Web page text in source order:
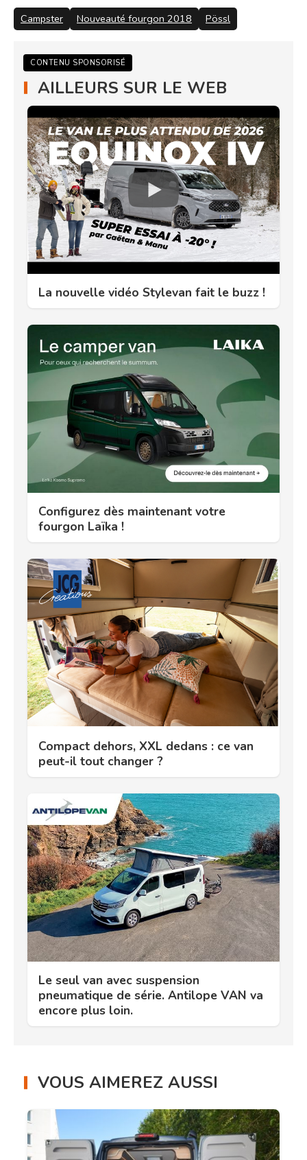
Campster Nouveauté fourgon 2018 Pössl
CONTENU SPONSORISÉ
AILLEURS SUR LE WEB
La nouvelle vidéo Stylevan fait le buzz !
Configurez dès maintenant votre
fourgon Laïka !
Compact dehors, XXL dedans : ce van
peut-il tout changer ?
Le seul van avec suspension
pneumatique de série. Antilope VAN va
encore plus loin.
VOUS AIMEREZ AUSSI